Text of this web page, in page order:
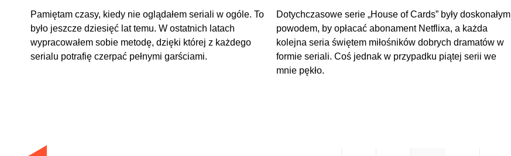
Pamiętam czasy, kiedy nie oglądałem seriali w ogóle. To
było jeszcze dziesięć lat temu. W ostatnich latach
wypracowałem sobie metodę, dzięki której z każdego
serialu potrafię czerpać pełnymi garściami.
Dotychczasowe serie „House of Cards” były doskonałym
powodem, by opłacać abonament Netflixa, a każda
kolejna seria świętem miłośników dobrych dramatów w
formie seriali. Coś jednak w przypadku piątej serii we
mnie pękło.